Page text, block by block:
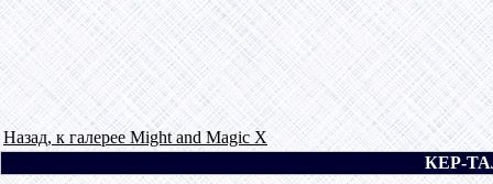
Назад, к галерее Might and Magic X
КЕР-